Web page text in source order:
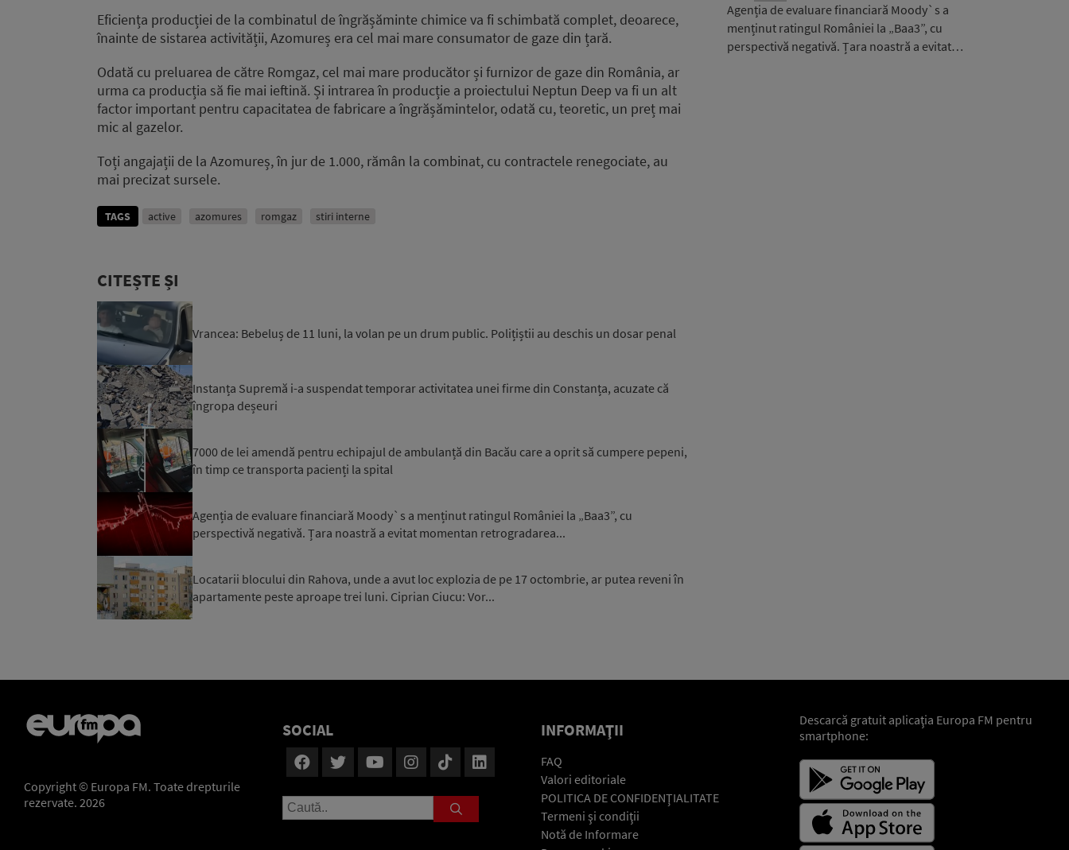
Eficiența producției de la combinatul de îngrășăminte chimice va fi schimbată complet, deoarece,
înainte de sistarea activității, Azomureș era cel mai mare consumator de gaze din țară.
Odată cu preluarea de către Romgaz, cel mai mare producător și furnizor de gaze din România, ar
urma ca producția să fie mai ieftină. Și intrarea în producție a proiectului Neptun Deep va fi un alt
factor important pentru capacitatea de fabricare a îngrășămintelor, odată cu, teoretic, un preț mai
mic al gazelor.
Toți angajații de la Azomureș, în jur de 1.000, rămân la combinat, cu contractele renegociate, au
mai precizat sursele.
TAGS active azomures romgaz stiri interne
CITEȘTE ȘI
Vrancea: Bebeluș de 11 luni, la volan pe un drum public. Polițiștii au deschis un dosar penal
Instanța Supremă i-a suspendat temporar activitatea unei firme din Constanța, acuzate că
îngropa deșeuri
7000 de lei amendă pentru echipajul de ambulanță din Bacău care a oprit să cumpere pepeni,
în timp ce transporta pacienți la spital
Agenția de evaluare financiară Moody`s a menținut ratingul României la „Baa3”, cu
perspectivă negativă. Țara noastră a evitat momentan retrogradarea...
Locatarii blocului din Rahova, unde a avut loc explozia de pe 17 octombrie, ar putea reveni în
apartamente peste aproape trei luni. Ciprian Ciucu: Vor...
Agenția de evaluare financiară Moody`s a
menținut ratingul României la „Baa3”, cu
perspectivă negativă. Țara noastră a evitat…
Copyright © Europa FM. Toate drepturile
rezervate. 2026
SOCIAL INFORMAŢII
FAQ
Valori editoriale
POLITICA DE CONFIDENŢIALITATE
Termeni şi condiţii
Notă de Informare
Descarcă gratuit aplicaţia Europa FM pentru
smartphone: